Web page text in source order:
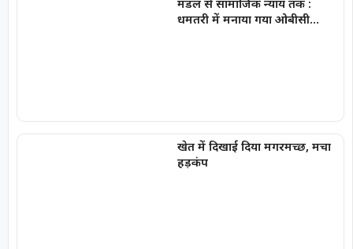
मंडल से सामाजिक न्याय तक :
धमतरी में मनाया गया ओबीसी
खेत में दिखाई दिया मगरमच्छ, मचा
हड़कंप